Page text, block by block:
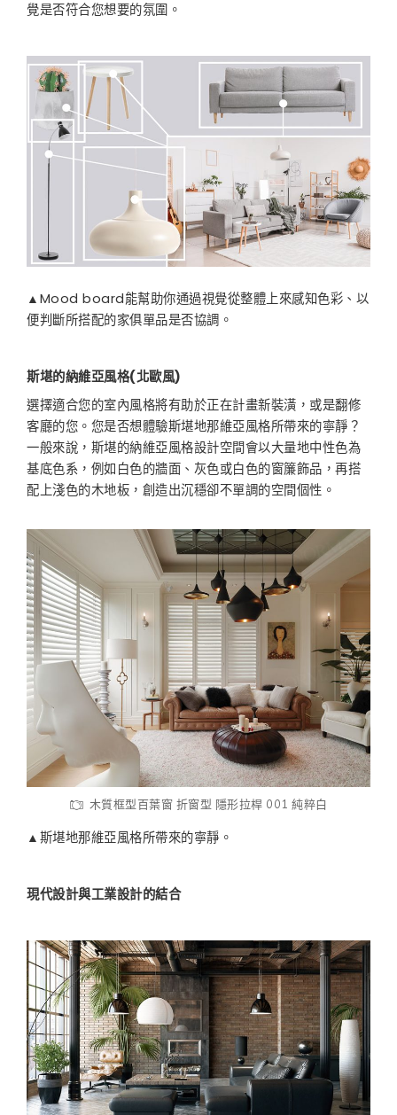
覺是否符合您想要的氛圍。
▲Mood board能幫助你通過視覺從整體上來感知色彩、以
便判斷所搭配的家俱單品是否協調。
斯堪的納維亞風格(北歐風)
選擇適合您的室內風格將有助於正在計畫新裝潢，或是翻修
客廳的您。您是否想體驗斯堪地那維亞風格所帶來的寧靜？
一般來說，斯堪的納維亞風格設計空間會以大量地中性色為
基底色系，例如白色的牆面、灰色或白色的窗簾飾品，再搭
配上淺色的木地板，創造出沉穩卻不單調的空間個性。
木質框型百葉窗 折窗型 隱形拉桿 001 純粹白
▲斯堪地那維亞風格所帶來的寧靜。
現代設計與工業設計的結合